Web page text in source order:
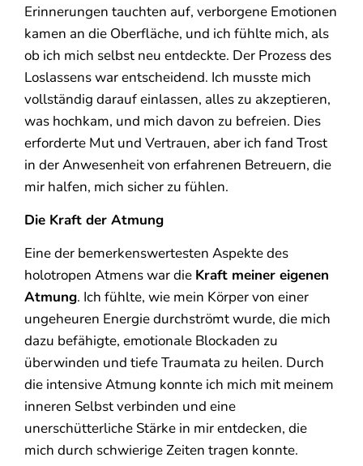
Erinnerungen tauchten auf, verborgene Emotionen
kamen an die Oberfläche, und ich fühlte mich, als
ob ich mich selbst neu entdeckte. Der Prozess des
Loslassens war entscheidend. Ich musste mich
vollständig darauf einlassen, alles zu akzeptieren,
was hochkam, und mich davon zu befreien. Dies
erforderte Mut und Vertrauen, aber ich fand Trost
in der Anwesenheit von erfahrenen Betreuern, die
mir halfen, mich sicher zu fühlen.
Die Kraft der Atmung
Eine der bemerkenswertesten Aspekte des
holotropen Atmens war die Kraft meiner eigenen
Atmung. Ich fühlte, wie mein Körper von einer
ungeheuren Energie durchströmt wurde, die mich
dazu befähigte, emotionale Blockaden zu
überwinden und tiefe Traumata zu heilen. Durch
die intensive Atmung konnte ich mich mit meinem
inneren Selbst verbinden und eine
unerschütterliche Stärke in mir entdecken, die
mich durch schwierige Zeiten tragen konnte.